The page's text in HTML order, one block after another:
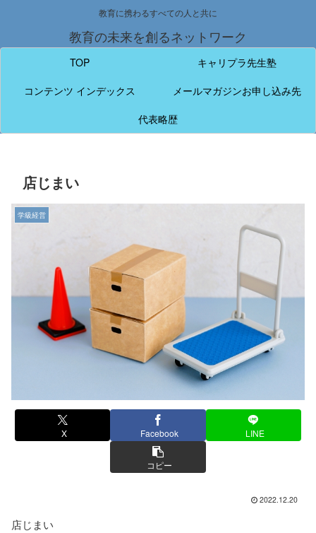
教育に携わるすべての人と共に
教育の未来を創るネットワーク
TOP
キャリプラ先生塾
コンテンツ インデックス
メールマガジンお申し込み先
代表略歴
店じまい
学級経営
X Facebook LINE
コピー
2022.12.20
店じまい